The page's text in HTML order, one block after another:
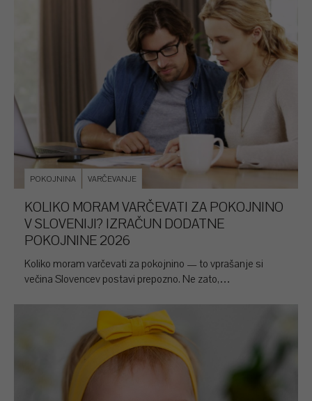
POKOJNINA VARČEVANJE
KOLIKO MORAM VARČEVATI ZA POKOJNINO
V SLOVENIJI? IZRAČUN DODATNE
POKOJNINE 2026
Koliko moram varčevati za pokojnino — to vprašanje si
večina Slovencev postavi prepozno. Ne zato,…